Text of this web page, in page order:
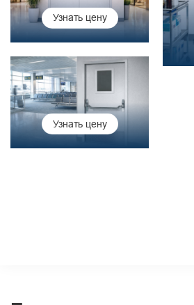
Узнать цену
Узнать цену